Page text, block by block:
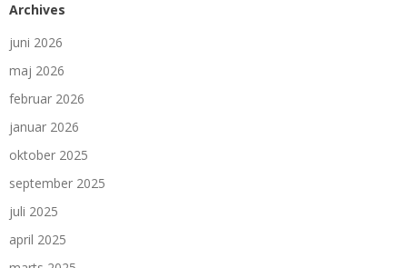
Archives
juni 2026
maj 2026
februar 2026
januar 2026
oktober 2025
september 2025
juli 2025
april 2025